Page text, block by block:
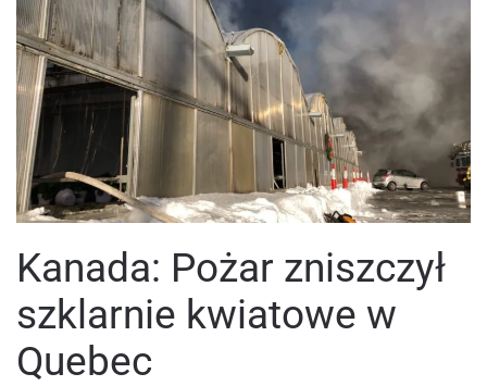
Kanada: Pożar zniszczył
szklarnie kwiatowe w
Quebec